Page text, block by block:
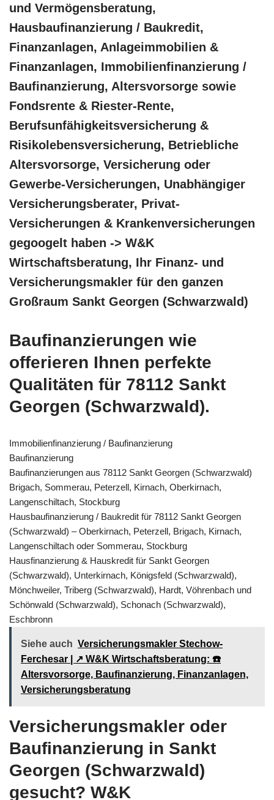
und Vermögensberatung,
Hausbaufinanzierung / Baukredit,
Finanzanlagen, Anlageimmobilien &
Finanzanlagen, Immobilienfinanzierung /
Baufinanzierung, Altersvorsorge sowie
Fondsrente & Riester-Rente,
Berufsunfähigkeitsversicherung &
Risikolebensversicherung, Betriebliche
Altersvorsorge, Versicherung oder
Gewerbe-Versicherungen, Unabhängiger
Versicherungsberater, Privat-
Versicherungen & Krankenversicherungen
gegoogelt haben -> W&K
Wirtschaftsberatung, Ihr Finanz- und
Versicherungsmakler für den ganzen
Großraum Sankt Georgen (Schwarzwald)
Baufinanzierungen wie
offerieren Ihnen perfekte
Qualitäten für 78112 Sankt
Georgen (Schwarzwald).
Immobilienfinanzierung / Baufinanzierung
Baufinanzierung
Baufinanzierungen aus 78112 Sankt Georgen (Schwarzwald)
Brigach, Sommerau, Peterzell, Kirnach, Oberkirnach,
Langenschiltach, Stockburg
Hausbaufinanzierung / Baukredit für 78112 Sankt Georgen
(Schwarzwald) – Oberkirnach, Peterzell, Brigach, Kirnach,
Langenschiltach oder Sommerau, Stockburg
Hausfinanzierung & Hauskredit für Sankt Georgen
(Schwarzwald), Unterkirnach, Königsfeld (Schwarzwald),
Mönchweiler, Triberg (Schwarzwald), Hardt, Vöhrenbach und
Schönwald (Schwarzwald), Schonach (Schwarzwald),
Eschbronn
Siehe auch Versicherungsmakler Stechow-
Ferchesar | ↗️ W&K Wirtschaftsberatung: ☎️
Altersvorsorge, Baufinanzierung, Finanzanlagen,
Versicherungsberatung
Versicherungsmakler oder
Baufinanzierung in Sankt
Georgen (Schwarzwald)
gesucht? W&K